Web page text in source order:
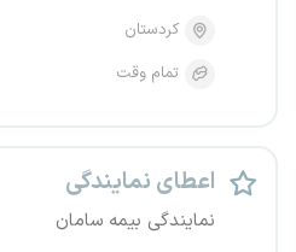
کردستان
تمام وقت
اعطای نمایندگی
نمایندگی بیمه سامان